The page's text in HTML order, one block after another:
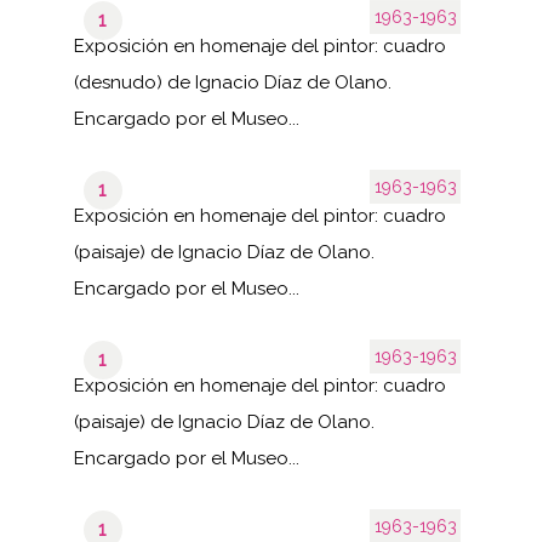
1963-1963
1
Exposición en homenaje del pintor: cuadro
(desnudo) de Ignacio Díaz de Olano.
Encargado por el Museo...
1963-1963
1
Exposición en homenaje del pintor: cuadro
(paisaje) de Ignacio Díaz de Olano.
Encargado por el Museo...
1963-1963
1
Exposición en homenaje del pintor: cuadro
(paisaje) de Ignacio Díaz de Olano.
Encargado por el Museo...
1963-1963
1